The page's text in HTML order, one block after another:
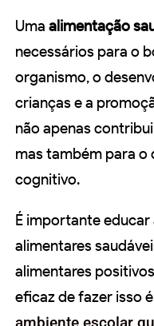
Uma alimentação
necessários para o
organismo, o
crianças e a
não apenas
mas também para o
cognitivo.
É importante
alimentares
alimentares
eficaz de fazer isso
ambiente escolar